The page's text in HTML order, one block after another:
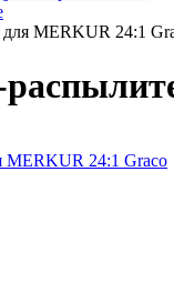
MERKUR 24:1